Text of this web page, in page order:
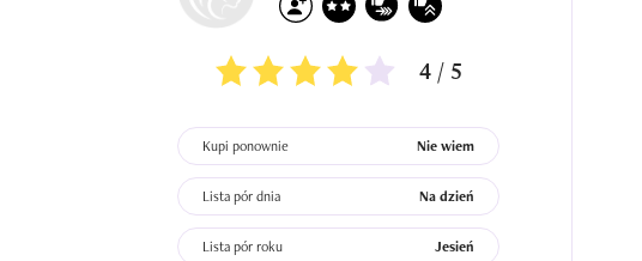
4 / 5
Kupi ponownie Nie wiem
Lista pór dnia Na dzień
Lista pór roku Jesień